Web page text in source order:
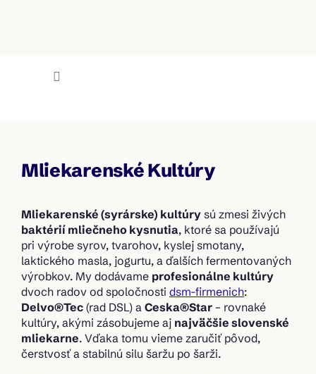
Mliekarenské Kultúry
Mliekarenské (syrárske) kultúry sú zmesi živých
baktérií mliečneho kysnutia, ktoré sa používajú
pri výrobe syrov, tvarohov, kyslej smotany,
laktického masla, jogurtu, a ďalších fermentovaných
výrobkov. My dodávame profesionálne kultúry
dvoch radov od spoločnosti dsm-firmenich:
Delvo®Tec (rad DSL) a Ceska®Star – rovnaké
kultúry, akými zásobujeme aj najväčšie slovenské
mliekarne. Vďaka tomu vieme zaručiť pôvod,
čerstvosť a stabilnú silu šaržu po šarži.